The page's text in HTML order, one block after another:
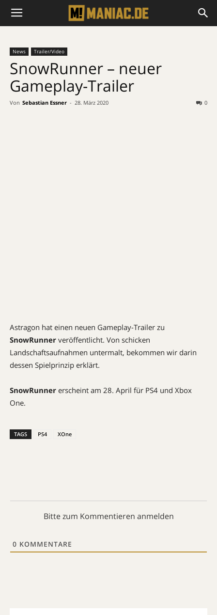
News Trailer/Video
SnowRunner – neuer
Gameplay-Trailer
Von Sebastian Essner - 28. März 2020 0
Astragon hat einen neuen Gameplay-Trailer zu
SnowRunner veröffentlicht. Von schicken
Landschaftsaufnahmen untermalt, bekommen wir darin
dessen Spielprinzip erklärt.
SnowRunner erscheint am 28. April für PS4 und Xbox
One.
TAGS PS4 XOne
Bitte zum Kommentieren anmelden
0 KOMMENTARE